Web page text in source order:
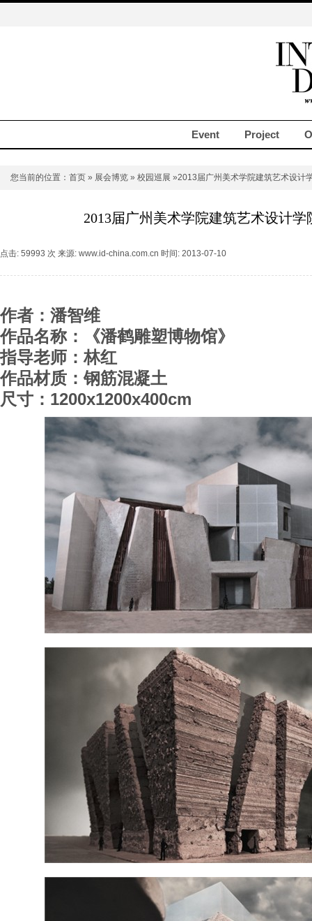
Event Project
您当前的位置： 首页 » 展会博览 » 校园巡展 »2013届广州美术学院建筑艺术设计
2013届广州美术学院建筑艺术设计学
点击: 59993 次 来源: www.id-china.com.cn 时间: 2013-07-10
作者：潘智维
作品名称：《潘鹤雕塑博物馆》
指导老师：林红
作品材质：钢筋混凝土
尺寸：1200x1200x400cm